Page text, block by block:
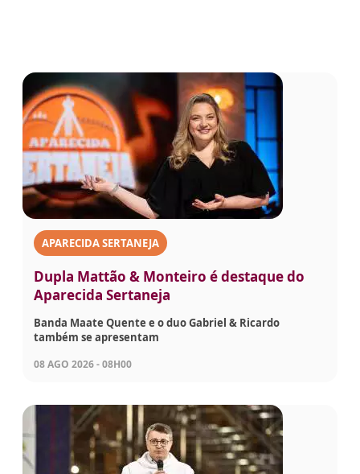
APARECIDA SERTANEJA
Dupla Mattão & Monteiro é destaque do
Aparecida Sertaneja
Banda Maate Quente e o duo Gabriel & Ricardo
também se apresentam
08 AGO 2026 - 08H00